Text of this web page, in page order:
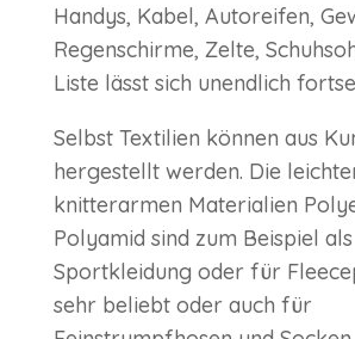
Handys, Kabel, Autoreifen,
Regenschirme, Zelte,
Liste lässt sich unendlich
Selbst Textilien können aus
hergestellt werden. Die
knitterarmen Materialien
Polyamid sind zum Beispiel als
Sportkleidung oder für
sehr beliebt oder auch für